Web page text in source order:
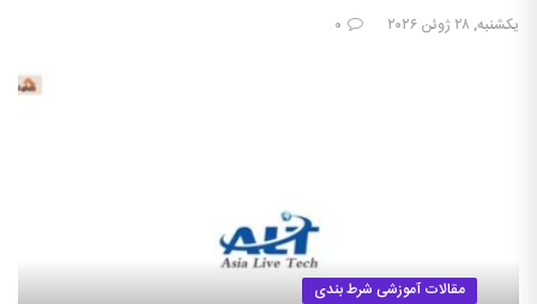
یکشنبه, ۲۸ ژوئن ۲۰۲۶ ۰
مقالات آموزشی شرط بندی